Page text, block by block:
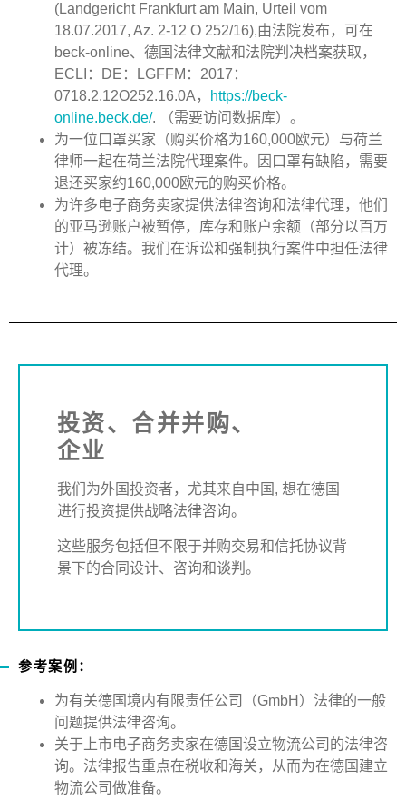
(Landgericht Frankfurt am Main, Urteil vom
18.07.2017, Az. 2-12 O 252/16),由法院发布，可在
beck-online、德国法律文献和法院判决档案获取，
ECLI ： DE ： LGFFM ： 2017 ：
0718.2.12O252.16.0A ，
https://beck-
online.beck.de/.
（需要访问数据库）。
为一位口罩买家（购买价格为160,000欧元）与荷兰
律师一起在荷兰法院代理案件。因口罩有缺陷，需要
退还买家约160,000欧元的购买价格。
为许多电子商务卖家提供法律咨询和法律代理，他们
的亚马逊账户被暂停，库存和账户余额（部分以百万
计）被冻结。我们在诉讼和强制执行案件中担任法律
代理。
投资、合并并购、
企业
我们为外国投资者，尤其来自中国 , 想在德国
进行投资提供战略法律咨询。
这些服务包括但不限于并购交易和信托协议背
景下的合同设计、咨询和谈判。
参考案例：
为有关德国境内有限责任公司（GmbH ）法律的一般
问题提供法律咨询。
关于上市电子商务卖家在德国设立物流公司的法律咨
询。法律报告重点在税收和海关，从而为在德国建立
物流公司做准备。